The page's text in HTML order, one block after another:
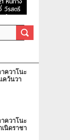
วีรสตรี
แล้ว
าควาโนะ
คว้นวา
าควาโนะ
เนิดราชา